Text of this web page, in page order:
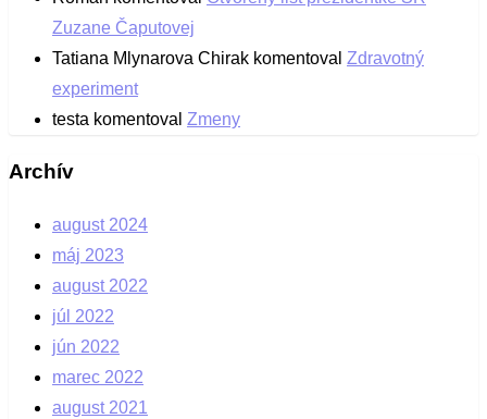
Zuzane Čaputovej
Tatiana Mlynarova Chirak komentoval Zdravotný
experiment
testa komentoval Zmeny
Archív
august 2024
máj 2023
august 2022
júl 2022
jún 2022
marec 2022
august 2021